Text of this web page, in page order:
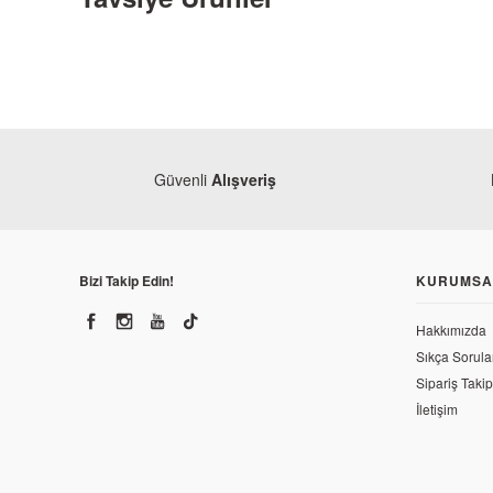
Güvenli Alışveriş
Bizi Takip Edin!
Hakkımızda
Sıkça
Sipariş Takip
İletişim